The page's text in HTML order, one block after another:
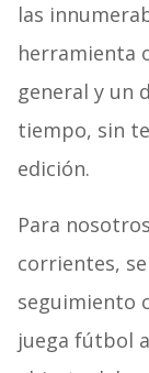
las
herramienta
general y un
tiempo, sin
edición.
Para
corrientes,
seguimiento
juega fútbol